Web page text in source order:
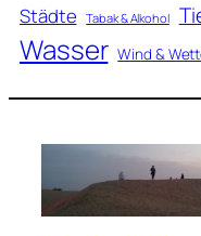
Städte Tabak & Alkohol
Wasser Wind &